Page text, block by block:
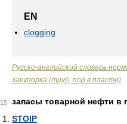
EN
clogging
Русско-английский словарь
закупорка (труб, пор в пласте)
15
запасы товарной нефти в
STOIP